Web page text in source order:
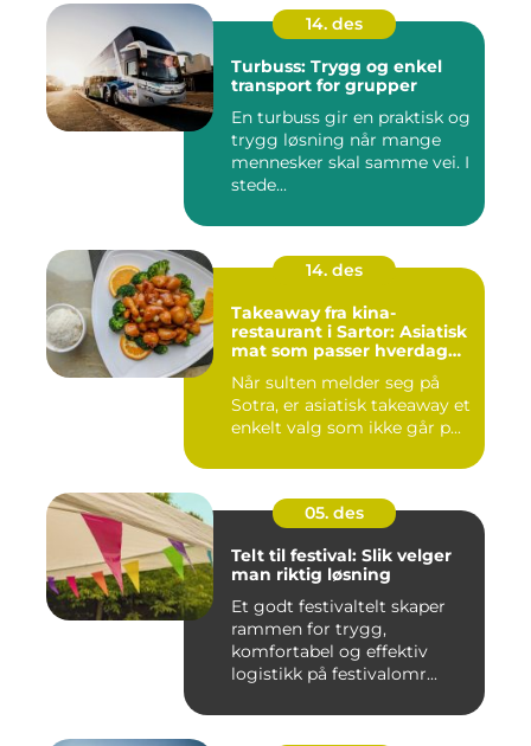
14. des
Turbuss: Trygg og enkel
transport for grupper
En turbuss gir en praktisk og
trygg løsning når mange
mennesker skal samme vei. I
stede...
14. des
Takeaway fra kina-
restaurant i Sartor: Asiatisk
mat som passer hverdag
Når sulten melder seg på
Sotra, er asiatisk takeaway et
enkelt valg som ikke går p...
05. des
Telt til festival: Slik velger
man riktig løsning
Et godt festivaltelt skaper
rammen for trygg,
komfortabel og effektiv
logistikk på festivalomr...